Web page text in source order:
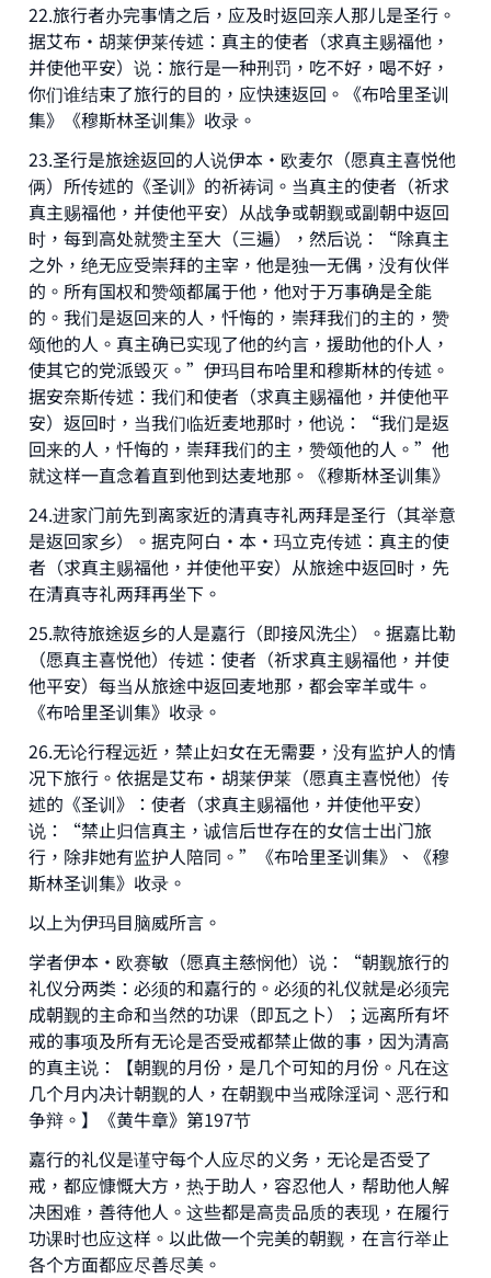
22.旅行者办完事情之后，应及时返回亲人那儿是圣行。
据艾布·胡莱伊莱传述：真主的使者（求真主赐福他，
并使他平安）说：旅行是一种刑罚，吃不好，喝不好，
你们谁结束了旅行的目的，应快速返回。《布哈里圣训
集》《穆斯林圣训集》收录。
23.圣行是旅途返回的人说伊本·欧麦尔（愿真主喜悦他
俩）所传述的《圣训》的祈祷词。当真主的使者（祈求
真主赐福他，并使他平安）从战争或朝觐或副朝中返回
时，每到高处就赞主至大（三遍），然后说：“除真主
之外，绝无应受崇拜的主宰，他是独一无偶，没有伙伴
的。所有国权和赞颂都属于他，他对于万事确是全能
的。我们是返回来的人，忏悔的，崇拜我们的主的，赞
颂他的人。真主确已实现了他的约言，援助他的仆人，
使其它的党派毁灭。”伊玛目布哈里和穆斯林的传述。
据安奈斯传述：我们和使者（求真主赐福他，并使他平
安）返回时，当我们临近麦地那时，他说：“我们是返
回来的人，忏悔的，崇拜我们的主，赞颂他的人。”他
就这样一直念着直到他到达麦地那。《穆斯林圣训集》
24.进家门前先到离家近的清真寺礼两拜是圣行（其举意
是返回家乡）。据克阿白·本·玛立克传述：真主的使
者（求真主赐福他，并使他平安）从旅途中返回时，先
在清真寺礼两拜再坐下。
25.款待旅途返乡的人是嘉行（即接风洗尘）。据嘉比勒
（愿真主喜悦他）传述：使者（祈求真主赐福他，并使
他平安）每当从旅途中返回麦地那，都会宰羊或牛。
《布哈里圣训集》收录。
26.无论行程远近，禁止妇女在无需要，没有监护人的情
况下旅行。依据是艾布·胡莱伊莱（愿真主喜悦他）传
述的《圣训》：使者（求真主赐福他，并使他平安）
说：“禁止归信真主，诚信后世存在的女信士出门旅
行，除非她有监护人陪同。”《布哈里圣训集》、《穆
斯林圣训集》收录。
以上为伊玛目脑威所言。
学者伊本·欧赛敏（愿真主慈悯他）说：“朝觐旅行的
礼仪分两类：必须的和嘉行的。必须的礼仪就是必须完
成朝觐的主命和当然的功课（即瓦之卜）；远离所有坏
戒的事项及所有无论是否受戒都禁止做的事，因为清高
的真主说：【朝觐的月份，是几个可知的月份。凡在这
几个月内决计朝觐的人，在朝觐中当戒除淫词、恶行和
争辩。】《黄牛章》第197节
嘉行的礼仪是谨守每个人应尽的义务，无论是否受了
戒，都应慷慨大方，热于助人，容忍他人，帮助他人解
决困难，善待他人。这些都是高贵品质的表现，在履行
功课时也应这样。以此做一个完美的朝觐，在言行举止
各个方面都应尽善尽美。